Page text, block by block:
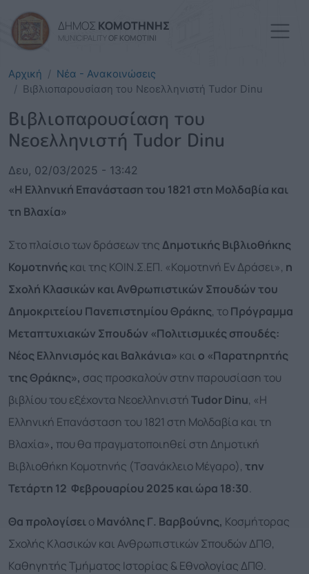
ΔΗΜΟΣ ΚΟΜΟΤΗΝΗΣ
MUNICIPALITY OF KOMOTINI
Αρχική
Νέα - Ανακοινώσεις
Βιβλιοπαρουσίαση του Νεοελληνιστή Tudor Dinu
Βιβλιοπαρουσίαση του
Νεοελληνιστή Tudor Dinu
Δευ, 02/03/2025 - 13:42
«Η Ελληνική Επανάσταση του 1821 στη Μολδαβία και
τη Βλαχία»
Στο πλαίσιο των δράσεων τηςΔημοτικής Βιβλιοθήκης
Κομοτηνήςκαι της ΚΟΙΝ.Σ.ΕΠ. «Κομοτηνή Εν Δράσει», η
Σχολή Κλασικών και Ανθρωπιστικών Σπουδών του
Δημοκριτείου Πανεπιστημίου Θράκης, τοΠρόγραμμα
Μεταπτυχιακών Σπουδών «Πολιτισμικές σπουδές:
Νέος Ελληνισμός και Βαλκάνια» και ο «Παρατηρητής
της Θράκης», σας προσκαλούν στην παρουσίαση του
βιβλίου του εξέχοντα ΝεοελληνιστήTudorDinu, «Η
Ελληνική Επανάσταση του 1821 στη Μολδαβία και τη
Βλαχία», που θα πραγματοποιηθεί στη Δημοτική
Βιβλιοθήκη Κομοτηνής (Τσανάκλειο Μέγαρο), την
Τετάρτη 12 Φεβρουαρίου 2025 και ώρα 18:30.
Θα προλογίσειοΜανόλης Γ. Βαρβούνης, Κοσμήτορας
Σχολής Κλασικών και Ανθρωπιστικών Σπουδών ΔΠΘ,
Καθηγητής Τμήματος Ιστορίας & Εθνολογίας ΔΠΘ.